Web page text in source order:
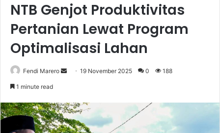
NTB Genjot Produktivitas
Pertanian Lewat Program
Optimalisasi Lahan
Fendi Marero
Send19 November 2025 0 188
1 minute read